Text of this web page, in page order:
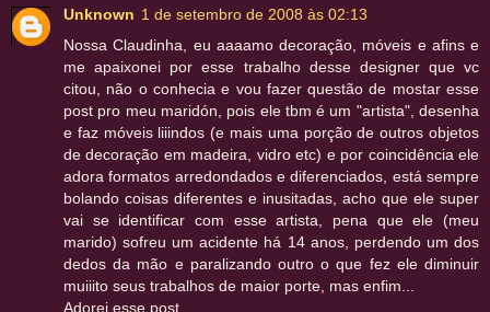
Unknown 1 de setembro de 2008 às 02:13
Nossa Claudinha, eu aaaamo decoração, móveis e afins e
me apaixonei por esse trabalho desse designer que vc
citou, não o conhecia e vou fazer questão de mostar esse
post pro meu maridón, pois ele tbm é um "artista", desenha
e faz móveis liiindos (e mais uma porção de outros objetos
de decoração em madeira, vidro etc) e por coincidência ele
adora formatos arredondados e diferenciados, está sempre
bolando coisas diferentes e inusitadas, acho que ele super
vai se identificar com esse artista, pena que ele (meu
marido) sofreu um acidente há 14 anos, perdendo um dos
dedos da mão e paralizando outro o que fez ele diminuir
muiiito seus trabalhos de maior porte, mas enfim...
Adorei esse post.